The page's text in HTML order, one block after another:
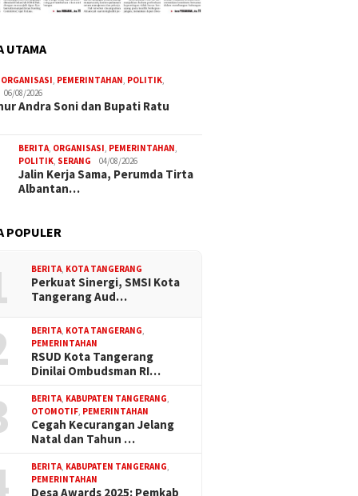
UTAMA
ORGANISASI, PEMERINTAHAN, POLITIK,
06/08/2026
Andra Soni dan Bupati Ratu
BERITA, ORGANISASI, PEMERINTAHAN,
POLITIK, SERANG 04/08/2026
Jalin Kerja Sama, Perumda Tirta
Albantan…
POPULER
BERITA, KOTA TANGERANG
Perkuat Sinergi, SMSI Kota
Tangerang Aud…
BERITA, KOTA TANGERANG,
PEMERINTAHAN
RSUD Kota Tangerang
Dinilai Ombudsman RI…
BERITA, KABUPATEN TANGERANG,
OTOMOTIF, PEMERINTAHAN
Cegah Kecurangan Jelang
Natal dan Tahun …
BERITA, KABUPATEN TANGERANG,
PEMERINTAHAN
Desa Awards 2025: Pemkab